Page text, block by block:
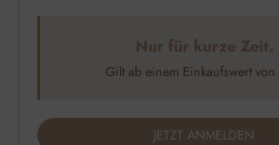
Nur für kurze Zeit.
Gilt ab einem Einkaufswert
JETZT ANMELDEN